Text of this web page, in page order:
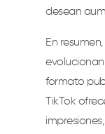
desean
En
formato
TikTok